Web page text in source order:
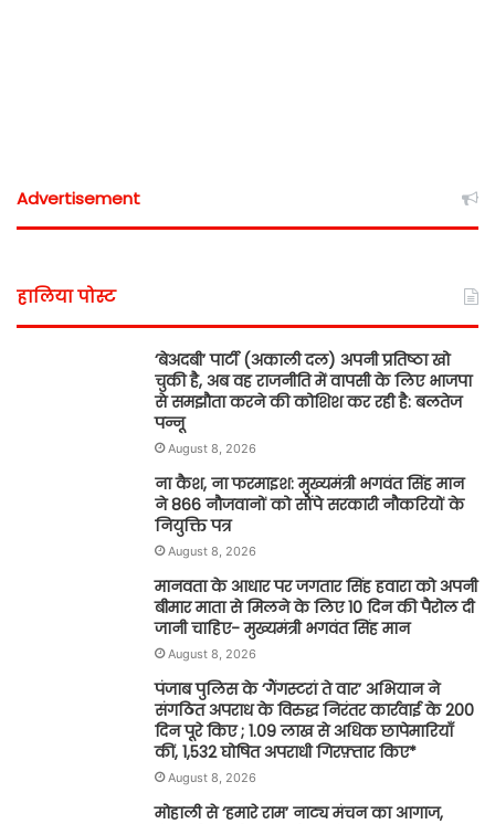
Advertisement
हालिया पोस्ट
‘बेअदबी’ पार्टी (अकाली दल) अपनी प्रतिष्ठा खो
चुकी है, अब वह राजनीति में वापसी के लिए भाजपा
से समझौता करने की कोशिश कर रही है: बलतेज
पन्नू
August 8, 2026
ना कैश, ना फरमाइश: मुख्यमंत्री भगवंत सिंह मान
ने 866 नौजवानों को सौंपे सरकारी नौकरियों के
नियुक्ति पत्र
August 8, 2026
मानवता के आधार पर जगतार सिंह हवारा को अपनी
बीमार माता से मिलने के लिए 10 दिन की पैरोल दी
जानी चाहिए- मुख्यमंत्री भगवंत सिंह मान
August 8, 2026
पंजाब पुलिस के ‘गैंगस्टरां ते वार’ अभियान ने
संगठित अपराध के विरुद्ध निरंतर कार्रवाई के 200
दिन पूरे किए ; 1.09 लाख से अधिक छापेमारियाँ
कीं, 1,532 घोषित अपराधी गिरफ़्तार किए*
August 8, 2026
मोहाली से ‘हमारे राम’ नाट्य मंचन का आगाज,